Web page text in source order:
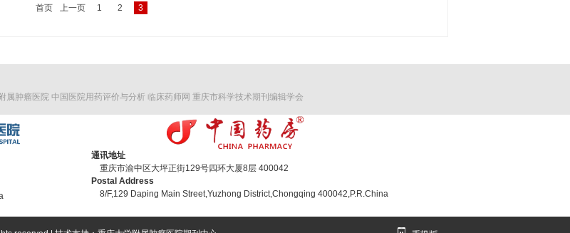
首页 上一页 1 2 3
属肿瘤医院 中国医院用药评价与分析 临床药师网 重庆市科学技术期刊编辑学会
通讯地址
重庆市渝中区大坪正街129号四环大厦8层 400042
Postal Address
8/F,129 Daping Main Street,Yuzhong District,Chongqing 400042,P.R.China